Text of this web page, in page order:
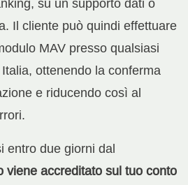
su un supporto dati o
Il cliente può quindi effettuare
MAV presso qualsiasi
ottenendo la conferma
e riducendo così al
entro due giorni dal
viene accreditato sul tuo conto